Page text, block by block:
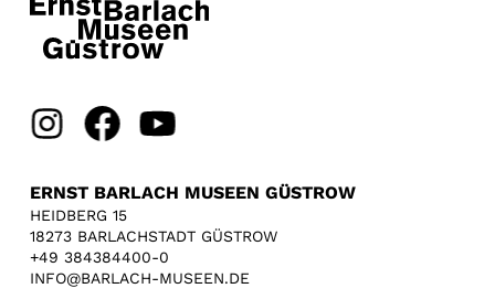
ERNST BARLACH MUSEEN GÜSTROW
HEIDBERG 15
18273 BARLACHSTADT GÜSTROW
+49 384384400-0
INFO@BARLACH-MUSEEN.DE